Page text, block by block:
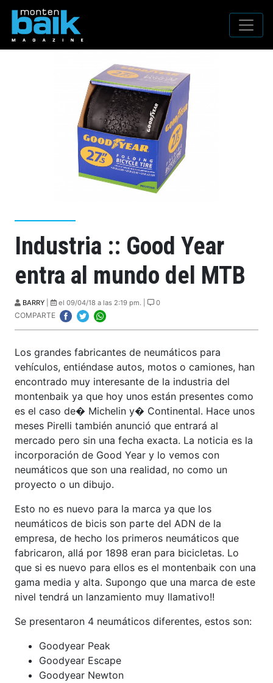
Industria :: Good Year
entra al mundo del MTB
BARRY el 09/04/18 a las 2:19 pm. | 0
COMPARTE
Los grandes fabricantes de neumáticos para
vehículos, entiéndase autos, motos o camiones, han
encontrado muy interesante de la industria del
montenbaik ya que hoy unos están presentes como
es el caso de� Michelin y� Continental. Hace unos
meses Pirelli también anunció que entrará al
mercado pero sin una fecha exacta. La noticia es la
incorporación de Good Year y lo vemos con
neumáticos que son una realidad, no como un
proyecto o un dibujo.
Esto no es nuevo para la marca ya que los
neumáticos de bicis son parte del ADN de la
empresa, de hecho los primeros neumáticos que
fabricaron, allá por 1898 eran para bicicletas. Lo
que si es nuevo para ellos es el montenbaik con una
gama media y alta. Supongo que una marca de este
nivel tendrá un lanzamiento muy llamativo!!
Se presentaron 4 neumáticos diferentes, estos son:
Goodyear Peak
Goodyear Escape
Goodyear Newton